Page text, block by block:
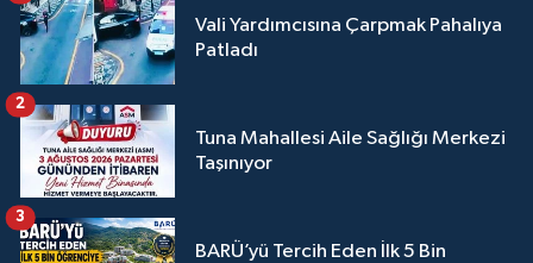
Vali Yardımcısına Çarpmak Pahalıya
Patladı
Tuna Mahallesi Aile Sağlığı Merkezi
Taşınıyor
2
BARÜ’yü Tercih Eden İlk 5 Bin
3